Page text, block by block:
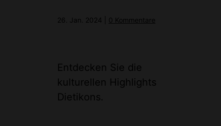
26. Jan. 2024 0 Kommentare
Entdecken Sie die
kulturellen Highlights
Dietikons.